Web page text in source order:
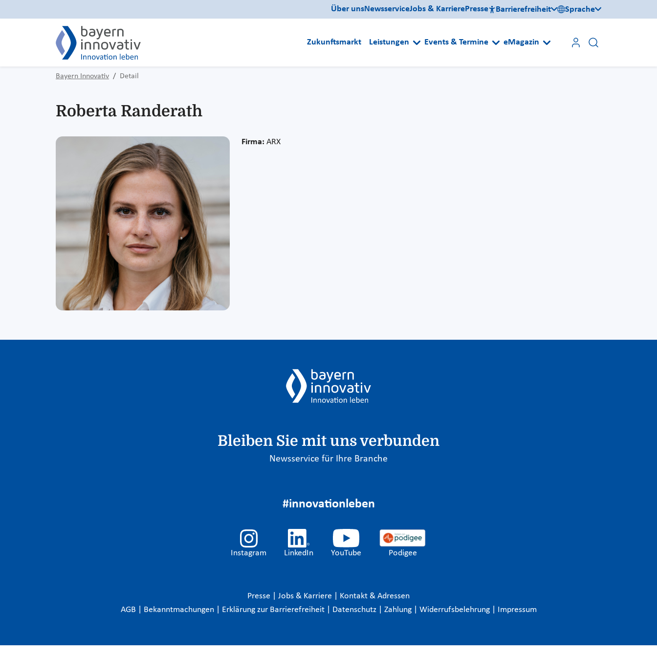
Über unsNewsserviceJobs & KarrierePresse Barrierefreiheit Sprache
Zukunftsmarkt Leistungen Events & Termine eMagazin
Bayern Innovativ Detail
Roberta Randerath
Firma: ARX
Bleiben Sie mit uns verbunden
Newsservice für Ihre Branche
#innovationleben
Instagram LinkedIn YouTube Podigee
Presse Jobs & Karriere
Kontakt & Adressen
AGB
Bekanntmachungen Erklärung zur Barrierefreiheit Datenschutz Zahlung Widerrufsbelehrung Impressum